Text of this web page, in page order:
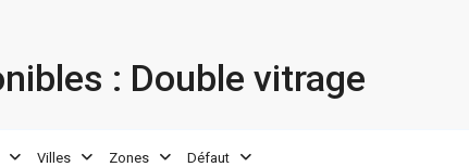
: Double vitrage
Villes Zones Défaut